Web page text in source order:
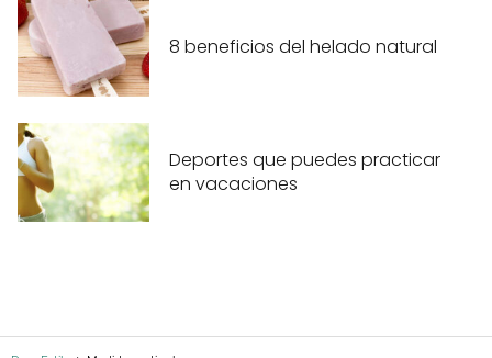
8 beneficios del helado natural
Deportes que puedes practicar
en vacaciones